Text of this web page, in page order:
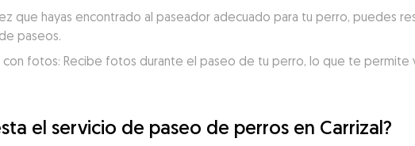
que hayas encontrado al paseador adecuado para tu perro, puedes
paseos.
con fotos: Recibe fotos durante el paseo de tu perro, lo que te permite
el servicio de paseo de perros en Carrizal?